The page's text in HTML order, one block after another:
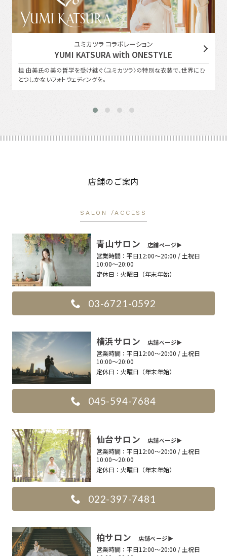
ユミカツラ コラボレーション
YUMI KATSURA with ONESTYLE
桂 由美氏の美の哲学を受け継ぐ〈ユミカツラ〉の特別な衣装で、世界にひ
とつしかないフォトウェディングを。
店舗のご案内
SALON /ACCESS
青山サロン 店舗ページ▶︎
営業時間： 平日12:00〜20:00 / 土祝日
10:00〜20:00
定休日： 火曜日（年末年始）
03-6721-0592
横浜サロン 店舗ページ▶︎
営業時間： 平日12:00〜20:00 / 土祝日
10:00〜20:00
定休日： 火曜日（年末年始）
045-594-7684
仙台サロン 店舗ページ▶︎
営業時間： 平日12:00〜20:00 / 土祝日
10:00〜20:00
定休日： 火曜日（年末年始）
022-397-7481
柏サロン店舗ページ▶︎
営業時間： 平日12:00〜20:00 / 土祝日